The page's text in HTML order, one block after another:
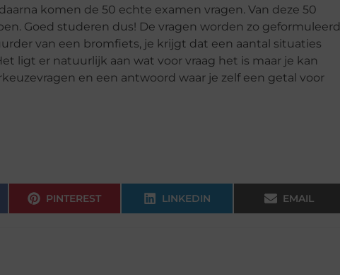
komen de 50 echte examen vragen. Van deze 50
Goed studeren dus! De vragen worden zo geformuleerd
van een bromfiets, je krijgt dat een aantal situaties
ligt er natuurlijk aan wat voor vraag het is maar je kan
en een antwoord waar je zelf een getal voor
PINTEREST LINKEDIN EMAIL